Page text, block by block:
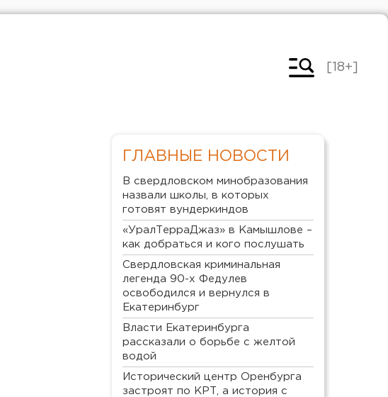
[18+]
ГЛАВНЫЕ НОВОСТИ
В свердловском минобразования
назвали школы, в которых
готовят вундеркиндов
«УралТерраДжаз» в Камышлове –
как добраться и кого послушать
Свердловская криминальная
легенда 90-х Федулев
освободился и вернулся в
Екатеринбург
Власти Екатеринбурга
рассказали о борьбе с желтой
водой
Исторический центр Оренбурга
застроят по КРТ, а история с